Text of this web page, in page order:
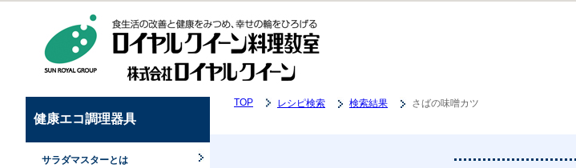
健康エコ調理器具
サラダマスターとは
TOP レシピ検索 検索結果 さばの味噌カツ